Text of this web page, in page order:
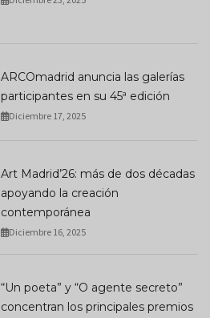
ARCOmadrid anuncia las galerías
participantes en su 45ª edición
Diciembre 17, 2025
Art Madrid’26: más de dos décadas
apoyando la creación
contemporánea
Diciembre 16, 2025
“Un poeta” y “O agente secreto”
concentran los principales premios